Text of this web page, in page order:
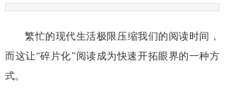
繁忙的现代生活极限压缩我们的阅读时间，
而这让“碎片化”阅读成为快速开拓眼界的一种方
式。